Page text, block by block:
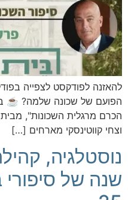
להאזנה לפודקסט לצפייה
הפועם של שכונה שלמה? ☕️
הכרם מרגלית השכונות",
וצחי קווטינסקי מארחים […]
שנה של